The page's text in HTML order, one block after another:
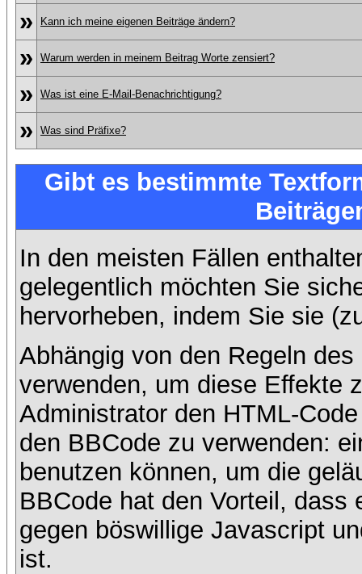
» Kann ich meine eigenen Beiträge ändern?
» Warum werden in meinem Beitrag Worte zensiert?
» Was ist eine E-Mail-Benachrichtigung?
» Was sind Präfixe?
Gibt es bestimmte
In den meisten Fällen
gelegentlich möchten Sie
hervorheben, indem Sie sie
Abhängig von den Regeln
verwenden, um diese Effekte
Administrator den HTML-
den BBCode zu verwenden:
benutzen können, um die
BBCode hat den Vorteil, dass
gegen böswillige Javascript
ist.